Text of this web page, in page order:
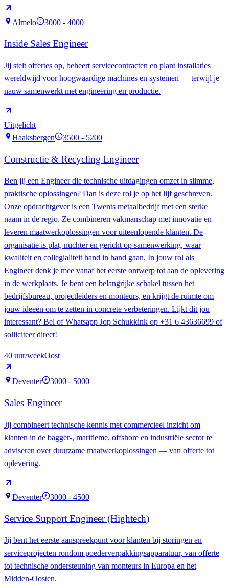
Almelo € 3000 - 4000
Inside Sales Engineer
Jij stelt offertes op, beheert servicecontracten en plant installaties
wereldwijd voor hoogwaardige machines en systemen — terwijl je
nauw samenwerkt met engineering en productie.
Uitgelicht
Haaksbergen
€ 3500 - 5200
Constructie & Recycling Engineer
Ben jij een Engineer die technische uitdagingen omzet in slimme,
praktische oplossingen? Dan is deze rol je op het lijf geschreven.
Onze opdrachtgever is een Twents metaalbedrijf met een sterke
naam in de regio. Ze combineren vakmanschap met innovatie en
leveren maatwerkoplossingen voor uiteenlopende klanten. De
organisatie is plat, nuchter en gericht op samenwerking, waar
kwaliteit en collegialiteit hand in hand gaan. In jouw rol als
Engineer denk je mee vanaf het eerste ontwerp tot aan de oplevering
in de werkplaats. Je bent een belangrijke schakel tussen het
bedrijfsbureau, projectleiders en monteurs, en krijgt de ruimte om
jouw ideeën om te zetten in concrete verbeteringen. Lijkt dit jou
interessant? Bel of Whatsapp Jop Schukkink op +31 6 43636699 of
solliciteer direct!
40 uur/weekOost
Deventer € 3000 - 5000
Sales Engineer
Jij combineert technische kennis met commercieel inzicht om
klanten in de bagger-, maritieme, offshore en industriële sector te
adviseren over duurzame maatwerkoplossingen — van offerte tot
oplevering.
Deventer € 3000 - 4500
Service Support Engineer (Hightech)
Jij bent het eerste aanspreekpunt voor klanten bij storingen en
serviceprojecten rondom poederverpakkingsapparatuur, van offerte
tot technische ondersteuning van monteurs in Europa en het
Midden-Oosten.